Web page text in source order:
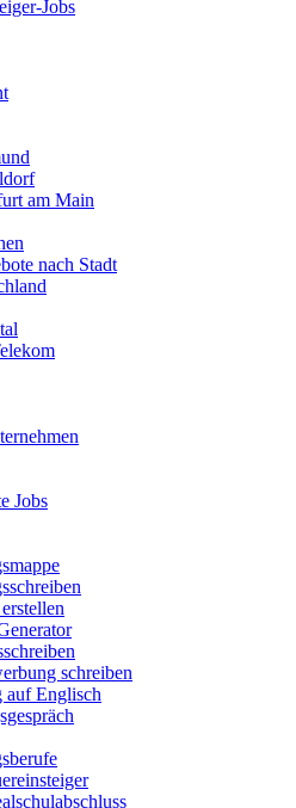
Jobs
am Main
nach Stadt
Jobs
schreiben
auf Englisch